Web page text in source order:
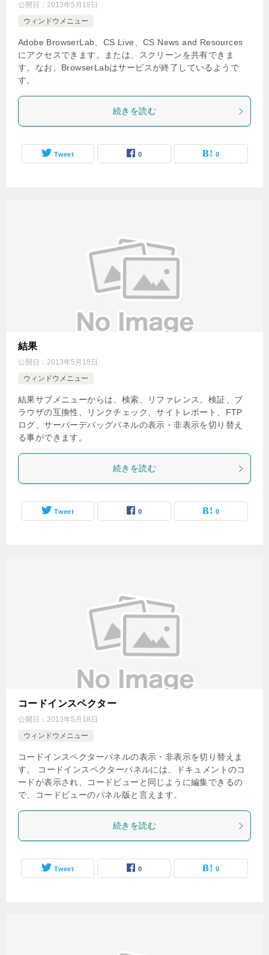
公開日： 2013年5月18日
ウィンドウメニュー
Adobe BrowserLab、CS Live、CS News and Resources
にアクセスできます。または、スクリーンを共有できま
す。なお、BrowserLabはサービスが終了しているようで
す。
続きを読む
Tweet 0 0
結果
公開日： 2013年5月18日
ウィンドウメニュー
結果サブメニューからは、検索、リファレンス、検証、ブ
ラウザの互換性、リンクチェック、サイトレポート、FTP
ログ、サーバーデバッグパネルの表示・非表示を切り替え
る事ができます。
続きを読む
Tweet 0 0
コードインスペクター
公開日： 2013年5月18日
ウィンドウメニュー
コードインスペクターパネルの表示・非表示を切り替えま
す。 コードインスペクターパネルには、ドキュメントのコ
ードが表示され、コードビューと同じように編集できるの
で、コードビューのパネル版と言えます。
続きを読む
Tweet 0 0